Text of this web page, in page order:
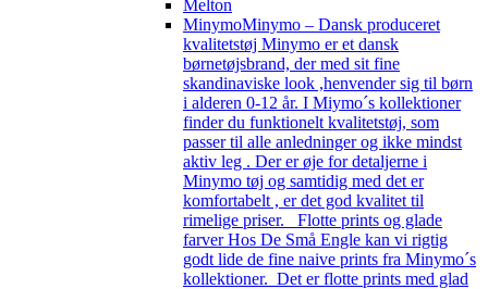
Melton
MinymoMinymo – Dansk produceret
kvalitetstøj Minymo er et dansk
børnetøjsbrand, der med sit fine
skandinaviske look ,henvender sig til børn
i alderen 0-12 år. I Miymo´s kollektioner
finder du funktionelt kvalitetstøj, som
passer til alle anledninger og ikke mindst
aktiv leg . Der er øje for detaljerne i
Minymo tøj og samtidig med det er
komfortabelt , er det god kvalitet til
rimelige priser. Flotte prints og glade
farver Hos De Små Engle kan vi rigtig
godt lide de fine naive prints fra Minymo´s
kollektioner. Det er flotte prints med glad